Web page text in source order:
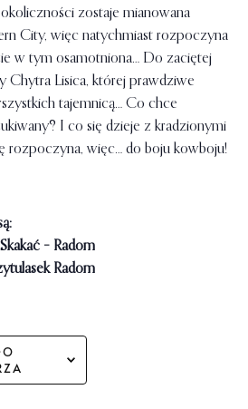
zostaje mianowana
City, więc natychmiast rozpoczyna
w tym osamotniona… Do zaciętej
Chytra Lisica, której prawdziwe
tajemnicą… Co chce
I co się dzieje z kradzionymi
rozpoczyna, więc… do boju kowboju!
– Radom
Radom